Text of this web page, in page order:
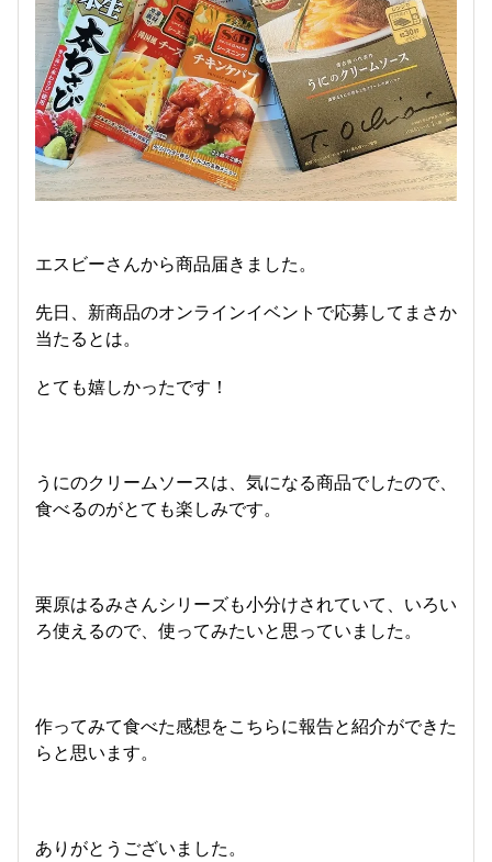
エスビーさんから商品届きました。
先日、新商品のオンラインイベントで応募してまさか
当たるとは。
とても嬉しかったです！
うにのクリームソースは、気になる商品でしたので、
食べるのがとても楽しみです。
栗原はるみさんシリーズも小分けされていて、いろい
ろ使えるので、使ってみたいと思っていました。
作ってみて食べた感想をこちらに報告と紹介ができた
らと思います。
ありがとうございました。